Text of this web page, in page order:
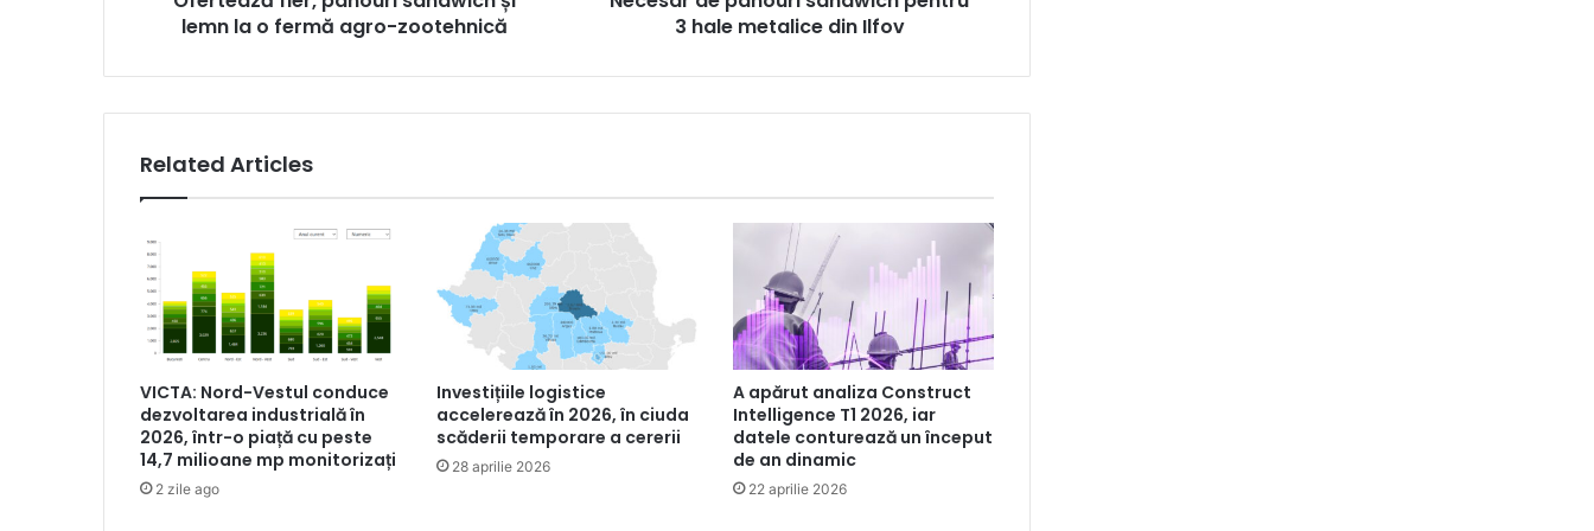
zootehnicălemn la o fermă agro-zootehnică
3 hale metalice din Ilfov
Related Articles
VICTA: Nord-Vestul conduce
dezvoltarea industrială în
2026, într-o piață cu peste
14,7 milioane mp monitorizați
2 zile ago
Investițiile logistice
accelerează în 2026, în ciuda
scăderii temporare a cererii
28 aprilie 2026
A apărut analiza Construct
Intelligence T1 2026, iar
datele conturează un început
de an dinamic
22 aprilie 2026